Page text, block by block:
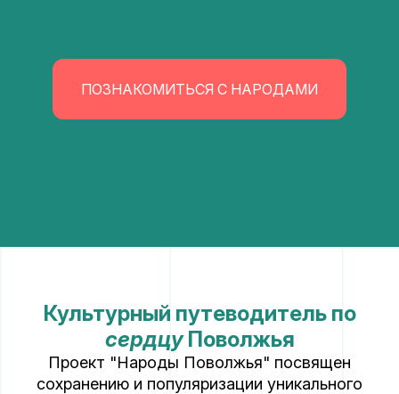
ПОЗНАКОМИТЬСЯ С НАРОДАМИ
Культурный путеводитель по
сердцуПоволжья
Проект "Народы Поволжья" посвящен
сохранению и популяризации уникального